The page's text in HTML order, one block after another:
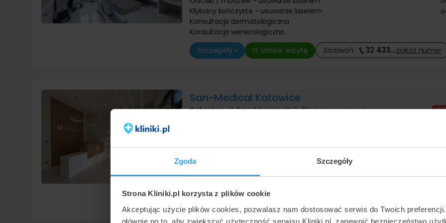
Zgoda Szczegóły
Strona Kliniki.pl korzysta z plików cookie
Akceptując użycie plików cookies, pozwalasz nam dostosować serwis do Twoich
głównie po to, aby zwiększyć użyteczność serwisu Kliniki.pl, zapewnić bezpieczeństwo
Kłykciny kończyste - usuwanie laserem
Konsultacja dermatologiczna
Konsultacja wenerologiczna
Szczegóły »
Umów wizytę Zadzwoń: 32 433…pokaż numer
San-Medical Katowice
Katowice,ul. Braci Mniejszych 2-6U (58 km od Gliwic)
Usuwanie znamion i pieprzyków
Włókniaki - usuwanie laserem